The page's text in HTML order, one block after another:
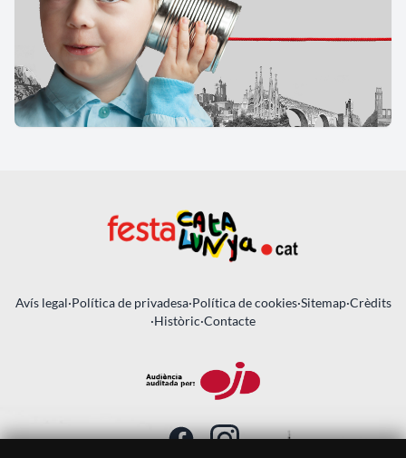
Avís legal·Política de privadesa·Política de cookies·Sitemap·Crèdits
·Històric·Contacte